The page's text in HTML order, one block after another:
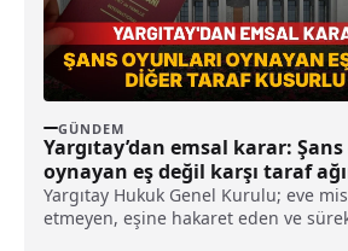
GÜNDEM
Yargıtay’dan emsal karar:
oynayan eş değil karşı taraf
kusurlu sayıldı
Yargıtay Hukuk Genel Kurulu; eve
etmeyen, eşine hakaret eden ve